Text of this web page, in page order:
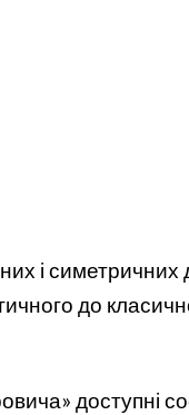
і симетричних
до
доступні